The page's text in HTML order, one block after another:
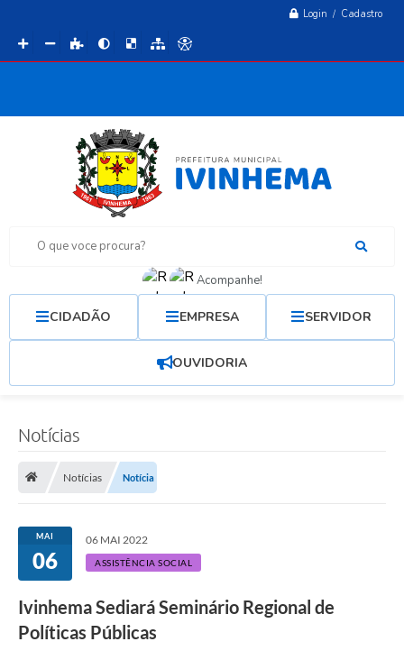
Login / Cadastro
O que voce procura?
Acompanhe!
CIDADÃO EMPRESA SERVIDOR
OUVIDORIA
Notícias
Notícias Notícia
MAI
06
06 MAI 2022
ASSISTÊNCIA SOCIAL
Ivinhema Sediará Seminário Regional de
Políticas Públicas